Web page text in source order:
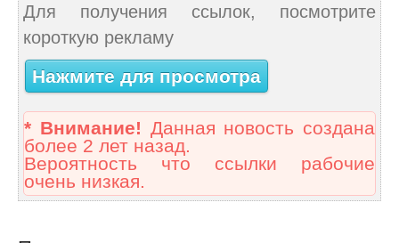
Для получения ссылок, посмотрите
короткую рекламу
Нажмите для просмотра
* Внимание! Данная новость создана
более 2 лет назад.
Вероятность что ссылки рабочие
очень низкая.